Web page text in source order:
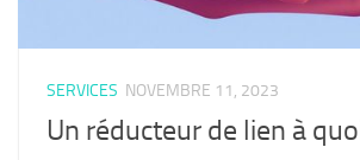
SERVICES NOVEMBRE 11, 2023
Un réducteur de lien à